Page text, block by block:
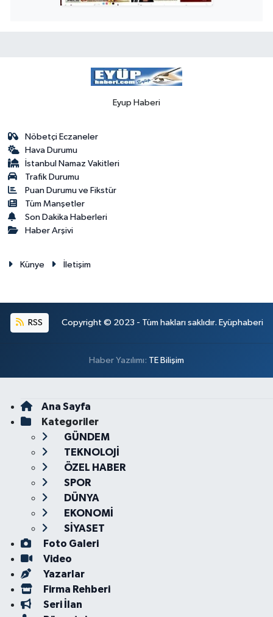
Eyup Haberi
Nöbetçi Eczaneler
Hava Durumu
İstanbul Namaz Vakitleri
Trafik Durumu
Puan Durumu ve Fikstür
Tüm Manşetler
Son Dakika Haberleri
Haber Arşivi
Künye İletişim
RSS Copyright © 2023 - Tüm hakları saklıdır. Eyüphaberi
Haber Yazılımı: TE Bilişim
Ana Sayfa
Kategoriler
GÜNDEM
TEKNOLOJİ
ÖZEL HABER
SPOR
DÜNYA
EKONOMİ
SİYASET
Foto Galeri
Video
Yazarlar
Firma Rehberi
Seri İlan